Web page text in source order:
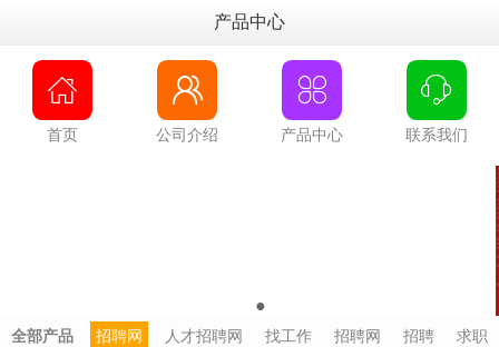
产品中心

首页

公司介绍

产品中心

联系我们
●
全部产品 招聘网 人才招聘网 找工作 招聘网 招聘 求职